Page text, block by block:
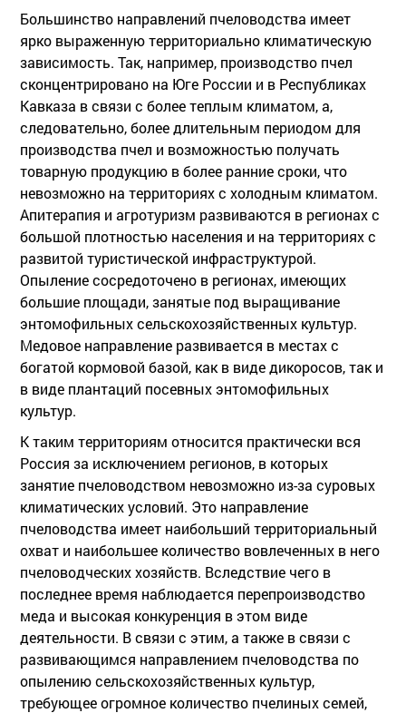
Большинство направлений пчеловодства имеет
ярко выраженную территориально климатическую
зависимость. Так, например, производство пчел
сконцентрировано на Юге России и в Республиках
Кавказа в связи с более теплым климатом, а,
следовательно, более длительным периодом для
производства пчел и возможностью получать
товарную продукцию в более ранние сроки, что
невозможно на территориях с холодным климатом.
Апитерапия и агротуризм развиваются в регионах с
большой плотностью населения и на территориях с
развитой туристической инфраструктурой.
Опыление сосредоточено в регионах, имеющих
большие площади, занятые под выращивание
энтомофильных сельскохозяйственных культур.
Медовое направление развивается в местах с
богатой кормовой базой, как в виде дикоросов, так и
в виде плантаций посевных энтомофильных
культур.
К таким территориям относится практически вся
Россия за исключением регионов, в которых
занятие пчеловодством невозможно из-за суровых
климатических условий. Это направление
пчеловодства имеет наибольший территориальный
охват и наибольшее количество вовлеченных в него
пчеловодческих хозяйств. Вследствие чего в
последнее время наблюдается перепроизводство
меда и высокая конкуренция в этом виде
деятельности. В связи с этим, а также в связи с
развивающимся направлением пчеловодства по
опылению сельскохозяйственных культур,
требующее огромное количество пчелиных семей,